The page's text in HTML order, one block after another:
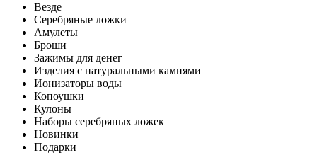
Везде
Серебряные ложки
Амулеты
Броши
Зажимы для денег
Изделия с натуральными камнями
Ионизаторы воды
Копоушки
Кулоны
Наборы серебряных ложек
Новинки
Подарки